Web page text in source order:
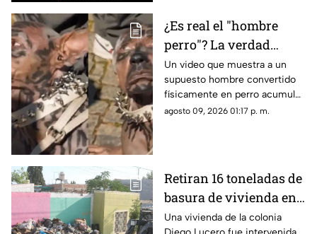
¿Es real el "hombre
perro"? La verdad
detrás del video viral
en redes sociales
Un video que muestra a un
supuesto hombre convertido
físicamente en perro acumuló
millones de reproducciones y
agosto 09, 2026 01:17 p. m.
Retiran 16 toneladas de
basura de vivienda en
la colonia Diego Lucero
Una vivienda de la colonia